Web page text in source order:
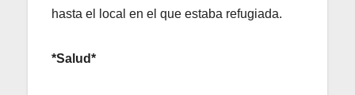
hasta el local en el que estaba refugiada.
*Salud*